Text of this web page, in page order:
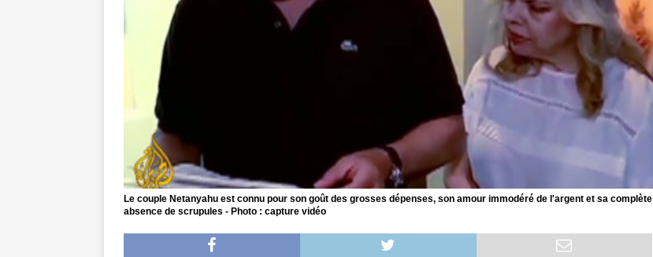
Le couple Netanyahu est connu pour son goût des grosses dépenses, son amour immodéré de l'argent et sa complète
absence de scrupules - Photo : capture vidéo